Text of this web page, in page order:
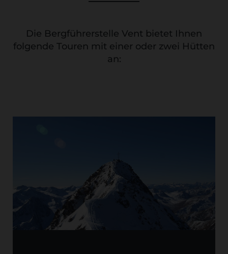
Die Bergführerstelle Vent bietet Ihnen
folgende Touren mit einer oder zwei Hütten
an: